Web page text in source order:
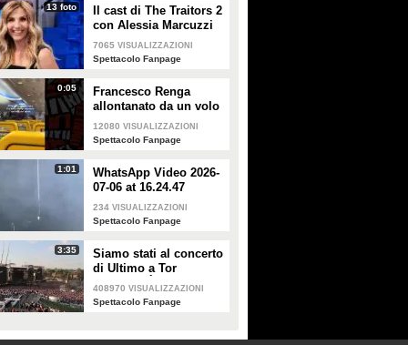
13 foto
Il cast di The Traitors 2
con Alessia Marcuzzi
7065 VISUALIZZAZIONI
Spettacolo Fanpage
0:05
Francesco Renga
allontanato da un volo
Ryanair dopo una
discussione con gli
12080 VISUALIZZAZIONI
Spettacolo Fanpage
1:01
WhatsApp Video 2026-
07-06 at 16.24.47
234 VISUALIZZAZIONI
Spettacolo Fanpage
3:35
Siamo stati al concerto
di Ultimo a Tor
Vergata: "È il giorno
che aspettavo, questa è
408970 VISUALIZZAZIONI
Spettacolo Fanpage